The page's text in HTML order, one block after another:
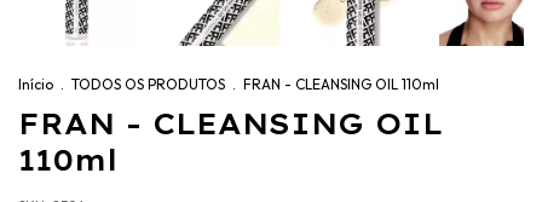
Início . TODOS OS PRODUTOS . FRAN - CLEANSING OIL 110ml
FRAN - CLEANSING OIL
110ml